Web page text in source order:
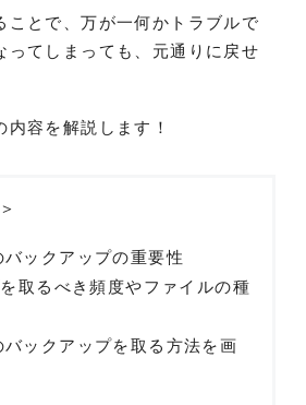
ことで、万が一何かトラブルで
ってしまっても、元通りに戻せ
容を解説します！
ックアップの重要性
取るべき頻度やファイルの種
ックアップを取る方法を画